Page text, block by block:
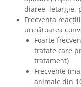
diaree, letargie,
Frecvența
următoarea
Foarte
tratate care
tratament)
Frecvente
animale din